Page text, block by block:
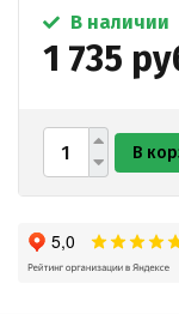
В наличии
1 735
В